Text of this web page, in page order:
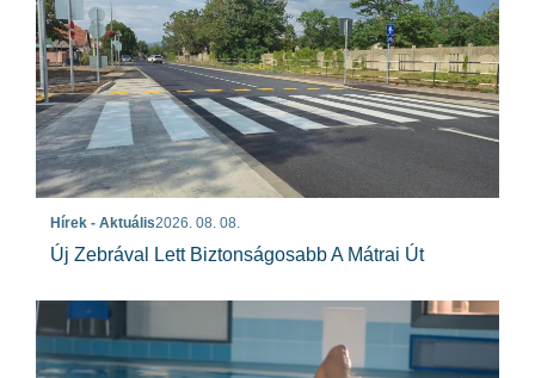
Hírek - Aktuális2026. 08. 08.
Új Zebrával Lett Biztonságosabb A Mátrai Út